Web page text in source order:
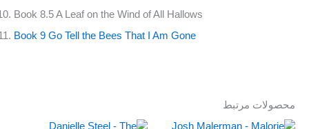
Book 8.5 A Leaf on the Wind of All Hallows
Book 9 Go Tell the Bees That I Am Gone
محصولات مرتبط
قیمت
قیمت